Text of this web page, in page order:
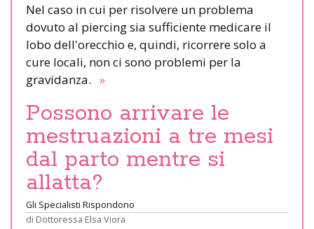
Nel caso in cui per risolvere un problema
dovuto al piercing sia sufficiente medicare il
lobo dell'orecchio e, quindi, ricorrere solo a
cure locali, non ci sono problemi per la
gravidanza. »
Possono arrivare le
mestruazioni a tre mesi
dal parto mentre si
allatta?
Gli Specialisti Rispondono
di Dottoressa Elsa Viora